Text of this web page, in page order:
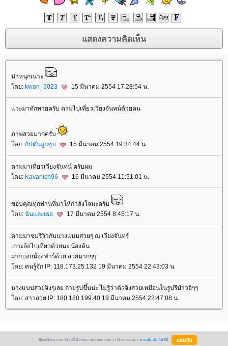
น่าหนุกเนาะ
ดย: kwan_3023 15 มีนาคม 2554 17:28:54 น.
วะมาทักทายครับ ตามไปเที่ยวเวียงจันทน์ด้วยคน
ภาพสวยมากครับ
ดย: กัปตันลูกชุบ 15 มีนาคม 2554 19:34:44 น.
ตามมาเที่ยวเวียงจันทน์ ครับผม
ดย: Kavanich96 16 มีนาคม 2554 11:51:01 น.
ขอบคุณทุกท่านที่มาให้กำลังใจนะครับ
ดย: ฉันและเธอ 17 มีนาคม 2554 8:45:17 น.
ตามมาชมรีวิวกับนางแบบสวยๆ ณ เวียงจันทร์
เกาะล้อไปเที่ยวด้วยนะ น้องต้น
ฝากบอกน้องฟาร์ด้วย สวยมากๆๆ
ดย: คนรู้จัก IP: 118.173.25.132 19 มีนาคม 2554 22:43:03 น.
นางแบบสวยจิงๆเลย ถ่ายรูปขึ้นน่ะ ไม่รู้ว่าตัวจิงสวยเหมือนในรูปรึป่าวอิๆๆ
ดย: สาวสวย IP: 180.180.199.40 19 มีนาคม 2554 22:47:08 น.
BlogGang.com ใช้คุกกี้เพื่อพัฒนาประสบการณ์การใช้งานของคุณ อ่านเพิ่มเติมได้ที่นี่